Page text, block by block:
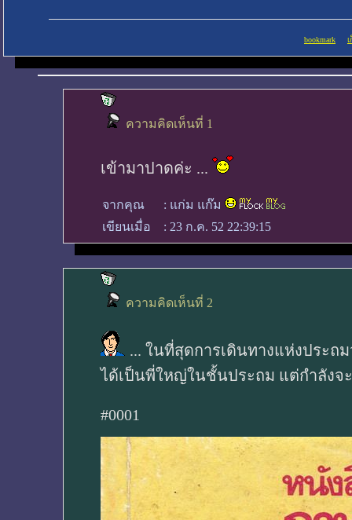
bookmark
ความคิดเห็นที่ 1
เข้ามาปาดค่ะ ...
จากคุณ : แก่ม แก๊ม
เขียนเมื่อ
: 23 ก.ค. 52 22:39:15
ความคิดเห็นที่ 2
... ในที่สุดการเดินทางแห่งประถ
ได้เป็นพี่ใหญ่ในชั้นประถม แต่กำลังจ
#0001